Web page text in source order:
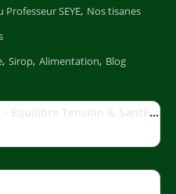
SEYE Nos tisanes
Sirop Alimentation Blog
Gamme LOBATA – Équilibre Tension & Santé Cardiaque